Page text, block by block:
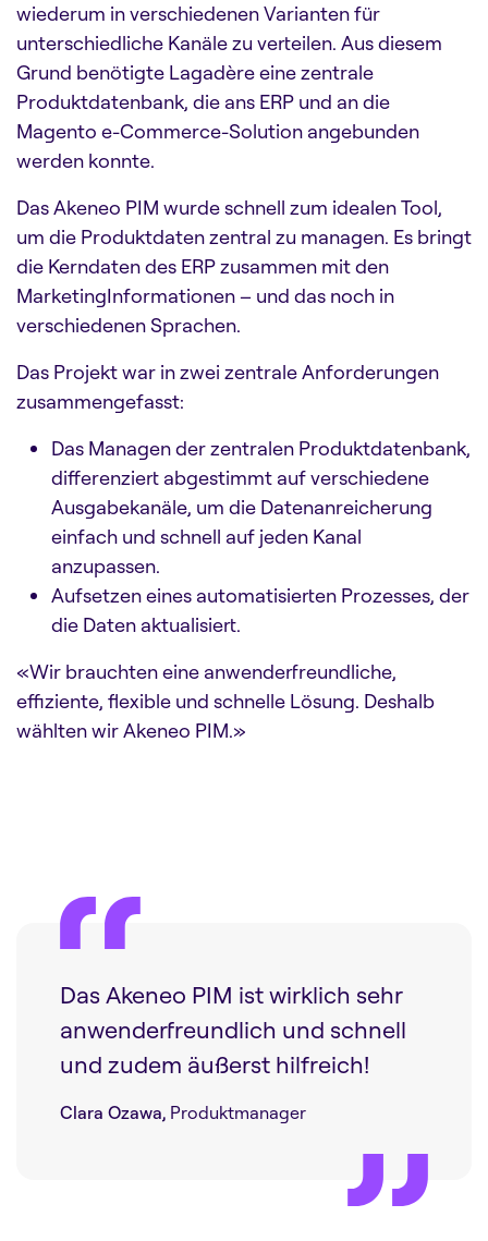
wiederum in verschiedenen Varianten für
unterschiedliche Kanäle zu verteilen. Aus diesem
Grund benötigte Lagadère eine zentrale
Produktdatenbank, die ans ERP und an die
Magento e-Commerce-Solution angebunden
werden konnte.
Das Akeneo PIM wurde schnell zum idealen Tool,
um die Produktdaten zentral zu managen. Es bringt
die Kerndaten des ERP zusammen mit den
MarketingInformationen – und das noch in
verschiedenen Sprachen.
Das Projekt war in zwei zentrale Anforderungen
zusammengefasst:
Das Managen der zentralen Produktdatenbank,
differenziert abgestimmt auf verschiedene
Ausgabekanäle, um die Datenanreicherung
einfach und schnell auf jeden Kanal
anzupassen.
Aufsetzen eines automatisierten Prozesses, der
die Daten aktualisiert.
«Wir brauchten eine anwenderfreundliche,
effiziente, flexible und schnelle Lösung. Deshalb
wählten wir Akeneo PIM.»
Das Akeneo PIM ist wirklich sehr
anwenderfreundlich und schnell
und zudem äußerst hilfreich!
Clara Ozawa, Produktmanager